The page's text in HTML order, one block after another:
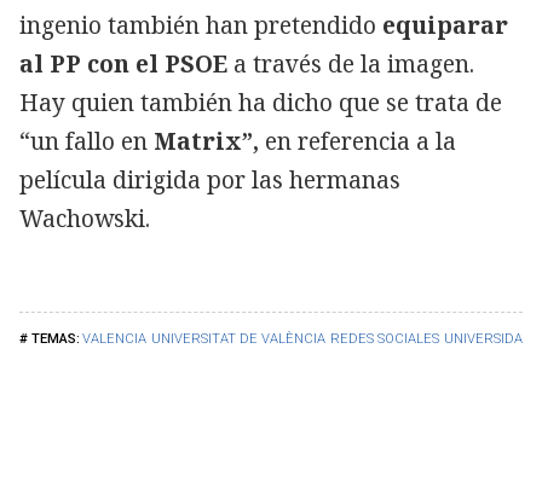
VALENCIA UNIVERSITAT DE VALÈNCIA REDES SOCIALES
ingenio también han pretendido equiparar
al PP con el PSOE a través de la imagen.
Hay quien también ha dicho que se trata de
“un fallo en Matrix”, en referencia a la
película dirigida por las hermanas
Wachowski.